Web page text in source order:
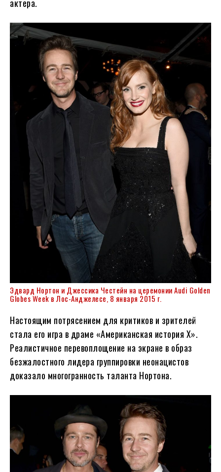
актера.
Эдвард Нортон и Джессика Честейн на церемонии Audi Golden
Globes Week в Лос-Анджелесе, 8 января 2015 г.
Настоящим потрясением для критиков и зрителей
стала его игра в драме «Американская история X».
Реалистичное перевоплощение на экране в образ
безжалостного лидера группировки неонацистов
доказало многогранность таланта Нортона.